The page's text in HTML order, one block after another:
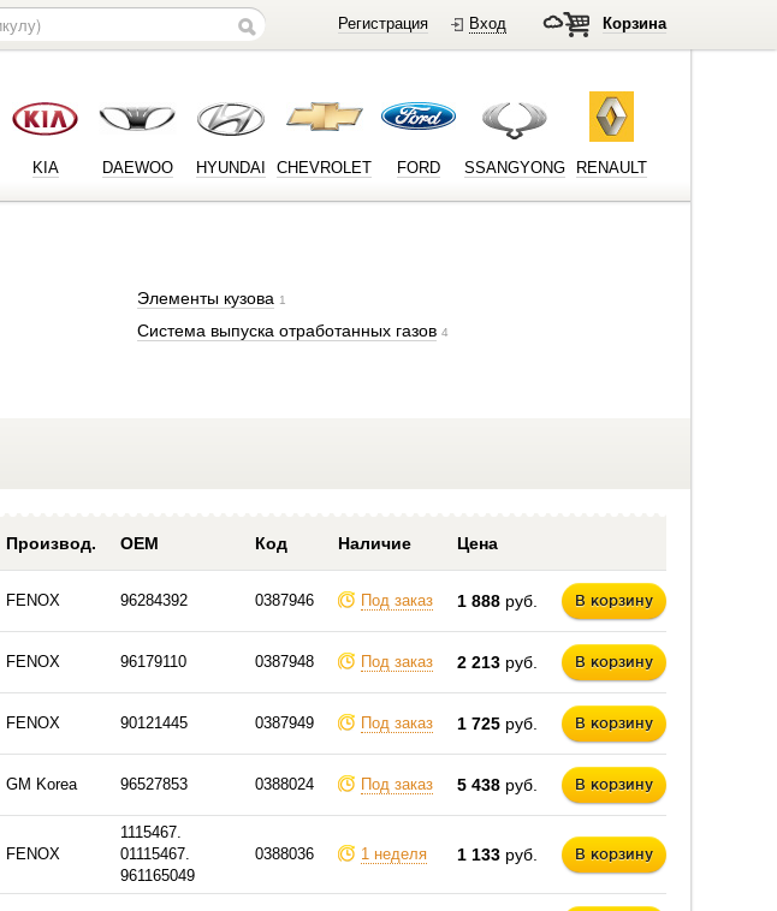
Корзина
Регистрация Вход
KIA DAEWOO HYUNDAI CHEVROLET FORD SSANGYONG RENAULT
Элементы кузова 1
Система выпуска отработанных газов 4
Производ. OEM Код Наличие Цена
FENOX 96284392 0387946 Под заказ 1 888 руб. В корзину
FENOX 96179110 0387948 Под заказ 2 213 руб. В корзину
FENOX 90121445 0387949 Под заказ 1 725 руб. В корзину
GM Korea 96527853 0388024 Под заказ 5 438 руб. В корзину
FENOX
1115467.
01115467.
961165049
0388036 1 неделя 1 133 руб. В корзину